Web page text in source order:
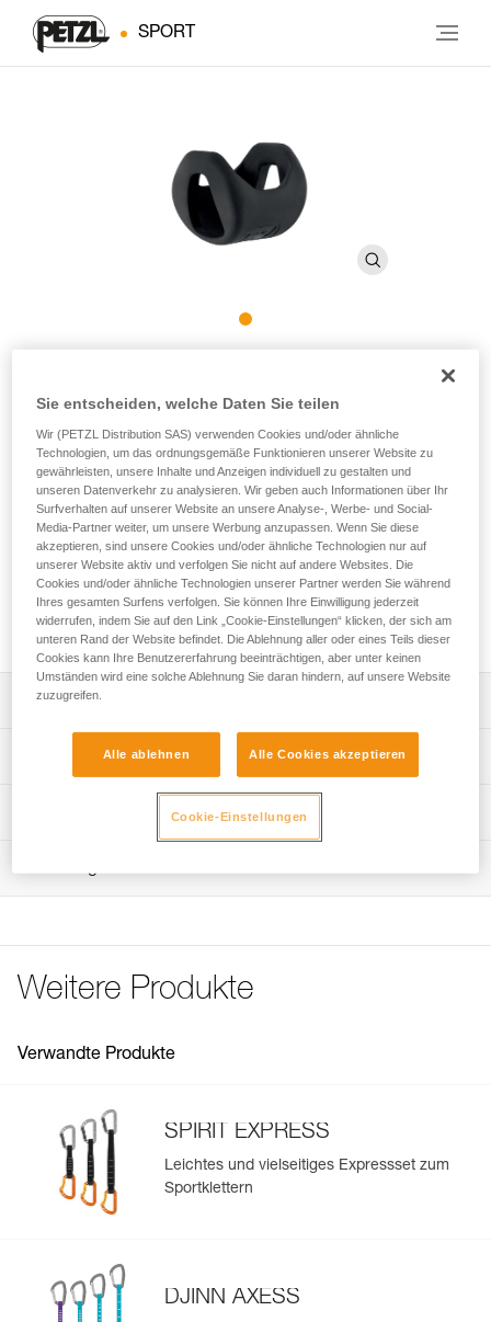
SPORT
Schlingenschutz, hält die Karabiner in der richtigen
Position an den Bandschlingen FINESSE, EXPRESS und
AXESS (10er-Pack)
Der STRING-Schlingenschutz hat zwei Funktionen: Er hält
den Karabiner seilseitig in der richtigen Position und es
schützt einen Teil der Schlinge vor Abrieb. Die Aussparung
gewährleistet, dass der Karabiner richtig in die Schlinge
eingehängt ist. Der Schlingenschutz ist mit den
Bandschlingen FINESSE, EXPRESS und AXESS kompatibel.
Leistungsverzeichnis
Die Aussparung gewährleistet, dass der Karabiner richtig
Überprüfen der Installation.
Geeignet für Schlingen mit einer Breite von 15 bis 20 mm.
und AXESS.
Technische Spezifikationen
Zugrundeliegende Spezifikationen
Referenz : M090BA00
Größe : M
Garantie : 3 Jahre
Technische Informationen
Das PDF herunterladen technical-notice-STRING-1
Häufige Fragen
Weitere Produkte
Verwandte Produkte
SPIRIT EXPRESS
Leichtes und vielseitiges Expressset zum
Sportklettern
DJINN AXESS
Sie entscheiden, welche Daten Sie teilen
Wir (PETZL Distribution SAS) verwenden Cookies und/oder ähnliche
Technologien, um das ordnungsgemäße Funktionieren unserer Website zu
gewährleisten, unsere Inhalte und Anzeigen individuell zu gestalten und
unseren Datenverkehr zu analysieren. Wir geben auch Informationen über Ihr
Surfverhalten auf unserer Website an unsere Analyse-, Werbe- und Social-
Media-Partner weiter, um unsere Werbung anzupassen. Wenn Sie diese
akzeptieren, sind unsere Cookies und/oder ähnliche Technologien nur auf
unserer Website aktiv und verfolgen Sie nicht auf andere Websites. Die
Cookies und/oder ähnliche Technologien unserer Partner werden Sie während
Ihres gesamten Surfens verfolgen. Sie können Ihre Einwilligung jederzeit
widerrufen, indem Sie auf den Link „Cookie-Einstellungen“ klicken, der sich am
unteren Rand der Website befindet. Die Ablehnung aller oder eines Teils dieser
Cookies kann Ihre Benutzererfahrung beeinträchtigen, aber unter keinen
Umständen wird eine solche Ablehnung Sie daran hindern, auf unsere Website
zuzugreifen.
Alle ablehnen Alle Cookies akzeptieren
Cookie-Einstellungen